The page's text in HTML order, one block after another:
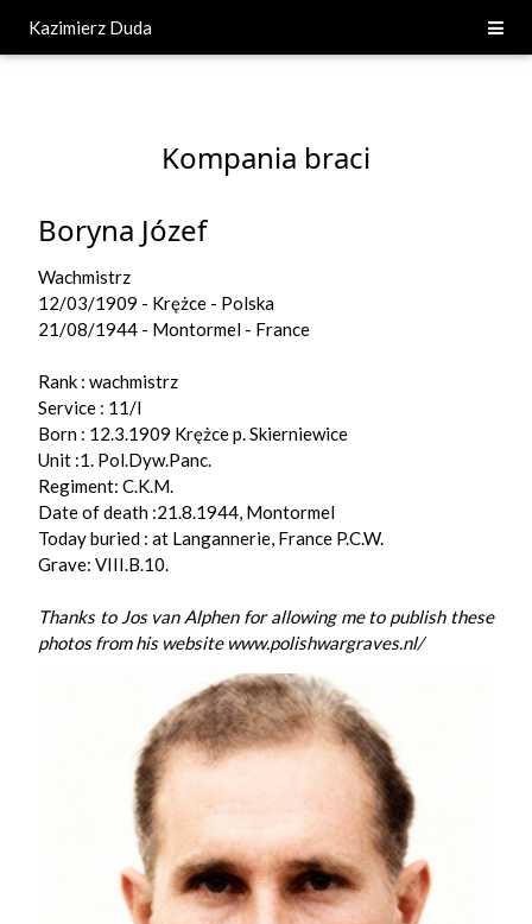
Kazimierz Duda
Kompania braci
Boryna Józef
Wachmistrz
12/03/1909 - Krężce - Polska
21/08/1944 - Montormel - France
Rank : wachmistrz
Service : 11/I
Born : 12.3.1909 Krężce p. Skierniewice
Unit :1. Pol.Dyw.Panc.
Regiment: C.K.M.
Date of death :21.8.1944, Montormel
Today buried : at Langannerie, France P.C.W.
Grave: VIII.B.10.
Thanks to Jos van Alphen for allowing me to publish these
photos from his website www.polishwargraves.nl/